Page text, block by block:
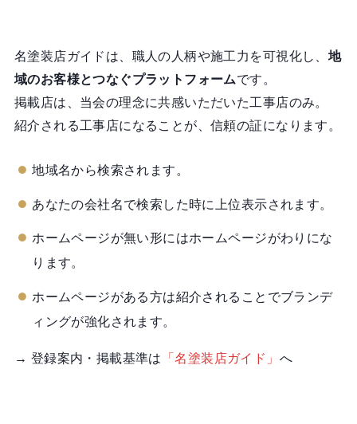
名塗装店ガイドは、職人の人柄や施工力を可視化し、 地
域のお客様とつなぐプラットフォームです。
掲載店は、当会の理念に共感いただいた工事店のみ。
紹介される工事店になることが、信頼の証になります。
地域名から検索されます。
あなたの会社名で検索した時に上位表示されます。
ホームページが無い形にはホームページがわりにな
ります。
ホームページがある方は紹介されることでブランデ
ィングが強化されます。
→ 登録案内・掲載基準は 「名塗装店ガイド」 へ